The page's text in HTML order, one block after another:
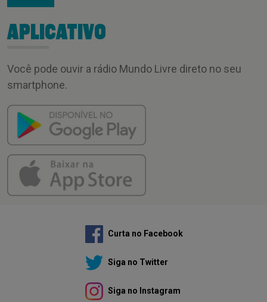
APLICATIVO
Você pode ouvir a rádio Mundo Livre direto no seu
smartphone.
Curta no Facebook
Siga no Twitter
Siga no Instagram